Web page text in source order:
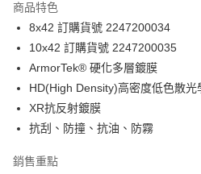
郵寄到府(台灣本島適用)
每筆NT$100，滿NT$2,000(含以上)免
台灣離島寄送(基本運費100元+離島加
每筆NT$180，滿NT$2,000(含以上)
商品特色
8x42 訂購貨號 2247200034
10x42 訂購貨號 2247200035
ArmorTek® 硬化多層鍍膜
HD(High Density)高密度低色散光
XR抗反射鍍膜
抗刮、防撞、抗油、防霧
銷售重點